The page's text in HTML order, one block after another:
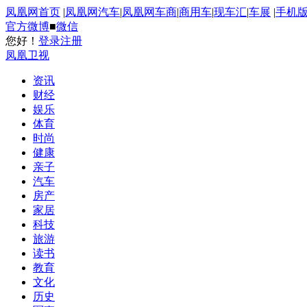
凤凰网首页 |凤凰网汽车|凤凰网车商|商用车|现车汇|车展 |手机版
官方微博■微信
您好！ 登录注册
凤凰卫视
资讯
财经
娱乐
体育
时尚
健康
亲子
汽车
房产
家居
科技
旅游
读书
教育
文化
历史